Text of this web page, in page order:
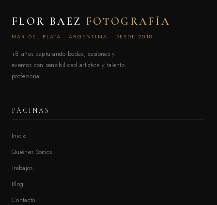
FLOR BAEZ FOTOGRAFÍA
MAR DEL PLATA · ARGENTINA · DESDE 2018
+8 años capturando bodas, sesiones y
eventos con sensibilidad artística y talento
profesional.
PÁGINAS
Inicio
Quiénes Somos
Trabajos
Blog
Contacto